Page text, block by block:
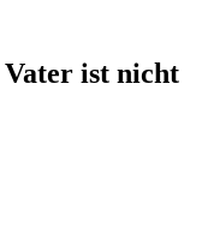
Vater ist nicht